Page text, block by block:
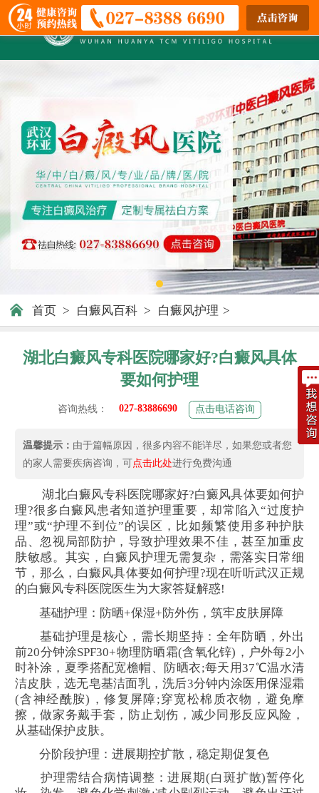
首页 > 白癜风百科 > 白癜风护理 >
湖北白癜风专科医院哪家好?白癜风具体
要如何护理
咨询热线： 027-83886690 点击电话咨询
温馨提示： 由于篇幅原因，很多内容不能详尽，如果您或者您
的家人需要疾病咨询，可点击此处进行免费沟通
湖北白癜风专科医院哪家好?白癜风具体要如何护
理?很多白癜风患者知道护理重要，却常陷入“过度护
理”或“护理不到位”的误区，比如频繁使用多种护肤
品、忽视局部防护，导致护理效果不佳，甚至加重皮
肤敏感。其实，白癜风护理无需复杂，需落实日常细
节，那么，白癜风具体要如何护理?现在听听武汉正规
的白癜风专科医院医生为大家答疑解惑!
基础护理：防晒+保湿+防外伤，筑牢皮肤屏障
基础护理是核心，需长期坚持：全年防晒，外出
前20分钟涂SPF30+物理防晒霜(含氧化锌)，户外每2小
时补涂，夏季搭配宽檐帽、防晒衣;每天用37℃温水清
洁皮肤，选无皂基洁面乳，洗后3分钟内涂医用保湿霜
(含神经酰胺)，修复屏障;穿宽松棉质衣物，避免摩
擦，做家务戴手套，防止划伤，减少同形反应风险，
从基础保护皮肤。
分阶段护理：进展期控扩散，稳定期促复色
护理需结合病情调整：进展期(白斑扩散)暂停化